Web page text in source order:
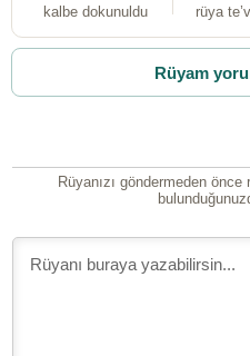
kalbe dokunuldu rüya
Rüyam
Rüyanızı göndermeden